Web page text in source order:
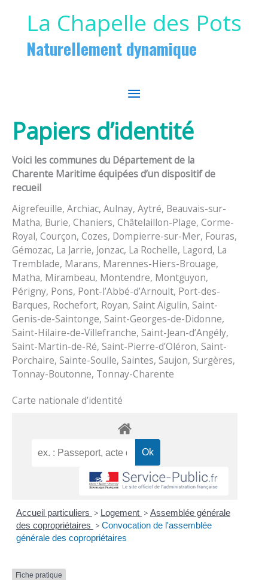
La Chapelle des Pots
Naturellement dynamique
MENU
PRINCIPAL
Papiers d’identité
Voici les communes du Département de la
Charente Maritime équipées d’un dispositif de
recueil
Aigrefeuille, Archiac, Aulnay, Aytré, Beauvais-sur-
Matha, Burie, Chaniers, Châtelaillon-Plage, Corme-
Royal, Courçon, Cozes, Dompierre-sur-Mer, Fouras,
Gémozac, La Jarrie, Jonzac, La Rochelle, Lagord, La
Tremblade, Marans, Marennes-Hiers-Brouage,
Matha, Mirambeau, Montendre, Montguyon,
Périgny, Pons, Pont-l’Abbé-d’Arnoult, Port-des-
Barques, Rochefort, Royan, Saint Aigulin, Saint-
Genis-de-Saintonge, Saint-Georges-de-Didonne,
Saint-Hilaire-de-Villefranche, Saint-Jean-d’Angély,
Saint-Martin-de-Ré, Saint-Pierre-d’Oléron, Saint-
Porchaire, Sainte-Soulle, Saintes, Saujon, Surgères,
Tonnay-Boutonne, Tonnay-Charente
Carte nationale d’identité
Accueil particuliers > Logement > Assemblée générale
des copropriétaires > Convocation de l'assemblée
générale des copropriétaires
Fiche pratique